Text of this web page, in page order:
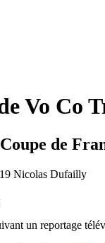
Vo Co
de
Nicolas Dufailly
un reportage